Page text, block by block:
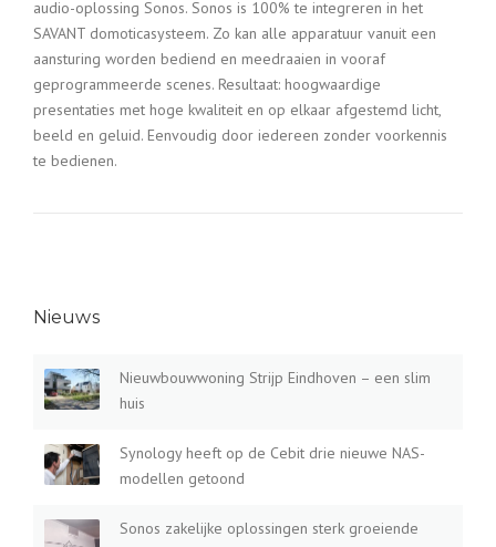
audio-oplossing Sonos. Sonos is 100% te integreren in het
SAVANT domoticasysteem. Zo kan alle apparatuur vanuit een
aansturing worden bediend en meedraaien in vooraf
geprogrammeerde scenes. Resultaat: hoogwaardige
presentaties met hoge kwaliteit en op elkaar afgestemd licht,
beeld en geluid. Eenvoudig door iedereen zonder voorkennis
te bedienen.
Nieuws
Nieuwbouwwoning Strijp Eindhoven – een slim
huis
Synology heeft op de Cebit drie nieuwe NAS-
modellen getoond
Sonos zakelijke oplossingen sterk groeiende